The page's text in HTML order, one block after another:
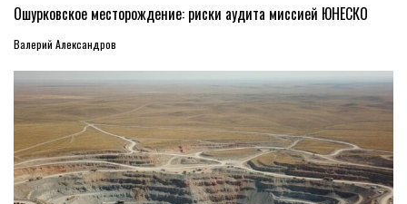
Ошурковское месторождение: риски аудита миссией ЮНЕСКО
Валерий Александров